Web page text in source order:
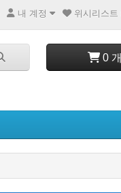
내 계정 위시리스트
0